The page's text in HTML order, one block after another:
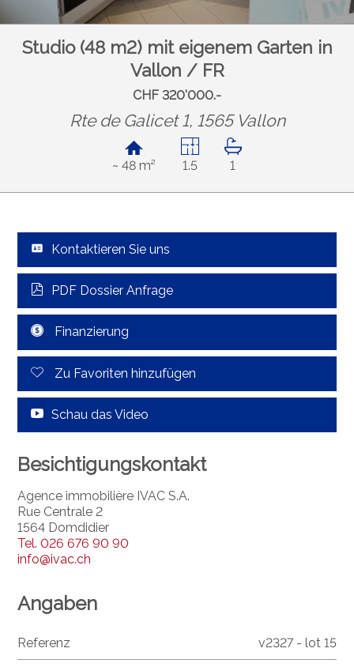
Studio (48 m2) mit eigenem Garten in
Vallon / FR
CHF 320'000.-
Rte de Galicet 1, 1565 Vallon
~ 48 m² 1.5 1
Kontaktieren Sie uns
PDF Dossier Anfrage
Finanzierung
Zu Favoriten hinzufügen
Schau das Video
Besichtigungskontakt
Agence immobilière IVAC S.A.
Rue Centrale 2
1564 Domdidier
Tel.026 676 90 90
info@ivac.ch
Angaben
Referenz v2327 - lot 15